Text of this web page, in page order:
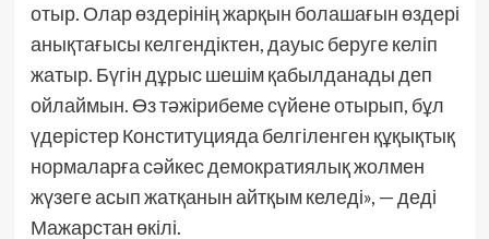
отыр. Олар өздерінің жарқын болашағын өздері
анықтағысы келгендіктен, дауыс беруге келіп
жатыр. Бүгін дұрыс шешім қабылданады деп
ойлаймын. Өз тәжірибеме сүйене отырып, бұл
үдерістер Конституцияда белгіленген құқықтық
нормаларға сәйкес демократиялық жолмен
жүзеге асып жатқанын айтқым келеді», — деді
Мажарстан өкілі.